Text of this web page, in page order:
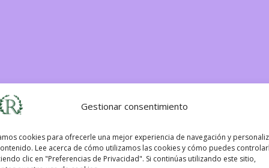
Gestionar consentimiento
cookies para ofrecerle una mejor experiencia de navegación y
Lee acerca de cómo utilizamos las cookies y cómo puedes
clic en "Preferencias de Privacidad". Si continúas utilizando este sitio,